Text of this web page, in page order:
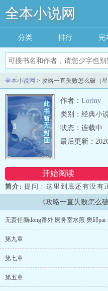
全本小说网
分类 排行 完
全本小说网 > 攻略一直失败怎么破（
作者： Loriny
类别：经典小
状态：连载中
开始阅读
最后更新：
简介: 提问：这里到底还有没有
攻略各种人，然而一直失败，
的故事。男全洁，贞洁是男人最
地方逻辑有问题，大家不要骂
会写的给大家写番外。男主目前
《攻略一直失败怎么
无责任脑
第九章
第七章
第五章